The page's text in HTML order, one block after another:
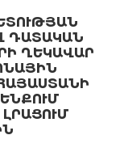
ԴԱՏԱԿԱՆ
ՂԵԿԱՎԱՐ